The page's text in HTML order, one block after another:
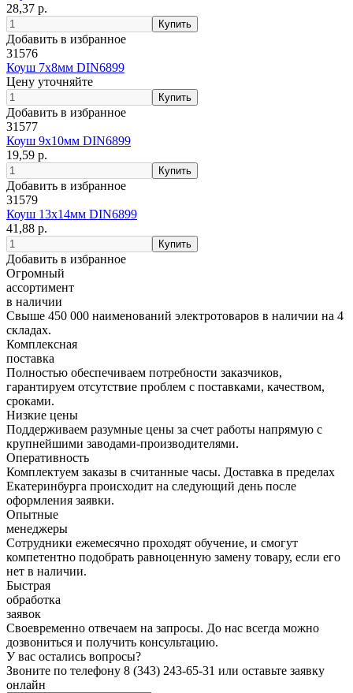
28,37 р.
Добавить в избранное
31576
Коуш 7х8мм DIN6899
Цену уточняйте
Добавить в избранное
31577
Коуш 9х10мм DIN6899
19,59 р.
Добавить в избранное
31579
Коуш 13х14мм DIN6899
41,88 р.
Добавить в избранное
Огромный
ассортимент
в наличии
Свыше 450 000 наименований электротоваров в наличии на 4
складах.
Комплексная
поставка
Полностью обеспечиваем потребности заказчиков,
гарантируем отсутствие проблем с поставками, качеством,
сроками.
Низкие цены
Поддерживаем разумные цены за счет работы напрямую с
крупнейшими заводами-производителями.
Оперативность
Комплектуем заказы в считанные часы. Доставка в пределах
Екатеринбурга происходит на следующий день после
оформления заявки.
Опытные
менеджеры
Сотрудники ежемесячно проходят обучение, и смогут
компетентно подобрать равноценную замену товару, если его
нет в наличии.
Быстрая
обработка
заявок
Своевременно отвечаем на запросы. До нас всегда можно
дозвониться и получить консультацию.
У вас остались вопросы?
Звоните по телефону 8 (343) 243-65-31 или оставьте заявку
онлайн